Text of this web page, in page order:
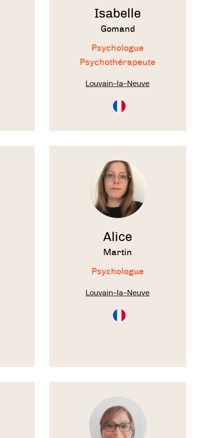
des
Isabelle
Gomand
Psychologue
Psychothérapeute
Louvain-la-Neuve
Consultation
en
Voir
Alice
Martin
Psychologue
Louvain-la-Neuve
Consultation
en
Voir